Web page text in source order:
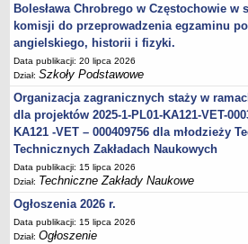
Bolesława Chrobrego w Częstochowie w
komisji do przeprowadzenia egzaminu
angielskiego, historii i fizyki.
Data publikacji: 20 lipca 2026
Dział:Szkoły Podstawowe
Organizacja zagranicznych staży w
dla projektów 2025-1-PL01-KA121-VET-
KA121 -VET – 000409756 dla młodzieży
Technicznych Zakładach Naukowych
Data publikacji: 15 lipca 2026
Dział: Techniczne Zakłady Naukowe
Ogłoszenia 2026 r.
Data publikacji: 15 lipca 2026
Dział:Ogłoszenie